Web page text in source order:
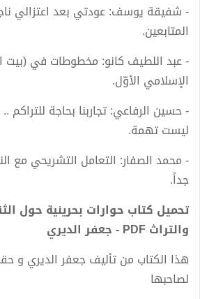
- شفيقة يوسف: عودتي بعد اعتزالي
المتابعين.
- عبد اللطيف كانو: مخطوطات في (بيت
الإسلامي الأوّل.
- حسين الرفاعي: تجاربنا بحاجة للتراكم
ليست تهمة.
- محمد الصفار: التعامل التشريحي مع
جداً.
تحميل كتاب حوارات بحرينية حول
والتراث PDF - جعفر الديري
هذا الكتاب من تأليف جعفر الديري و
لصاحبها